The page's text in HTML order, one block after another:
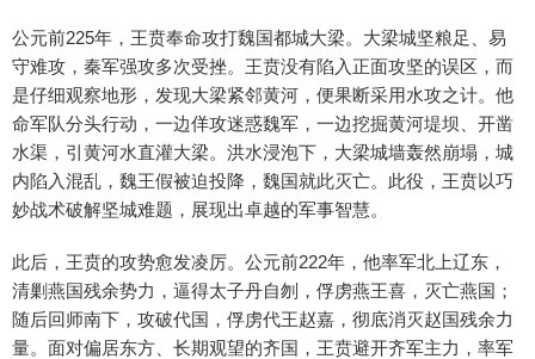
公元前225年，王贲奉命攻打魏国都城大梁。大梁城坚粮足、易
守难攻，秦军强攻多次受挫。王贲没有陷入正面攻坚的误区，而
是仔细观察地形，发现大梁紧邻黄河，便果断采用水攻之计。他
命军队分头行动，一边佯攻迷惑魏军，一边挖掘黄河堤坝、开凿
水渠，引黄河水直灌大梁。洪水浸泡下，大梁城墙轰然崩塌，城
内陷入混乱，魏王假被迫投降，魏国就此灭亡。此役，王贲以巧
妙战术破解坚城难题，展现出卓越的军事智慧。
此后，王贲的攻势愈发凌厉。公元前222年，他率军北上辽东，
清剿燕国残余势力，逼得太子丹自刎，俘虏燕王喜，灭亡燕国；
随后回师南下，攻破代国，俘虏代王赵嘉，彻底消灭赵国残余力
量。面对偏居东方、长期观望的齐国，王贲避开齐军主力，率军